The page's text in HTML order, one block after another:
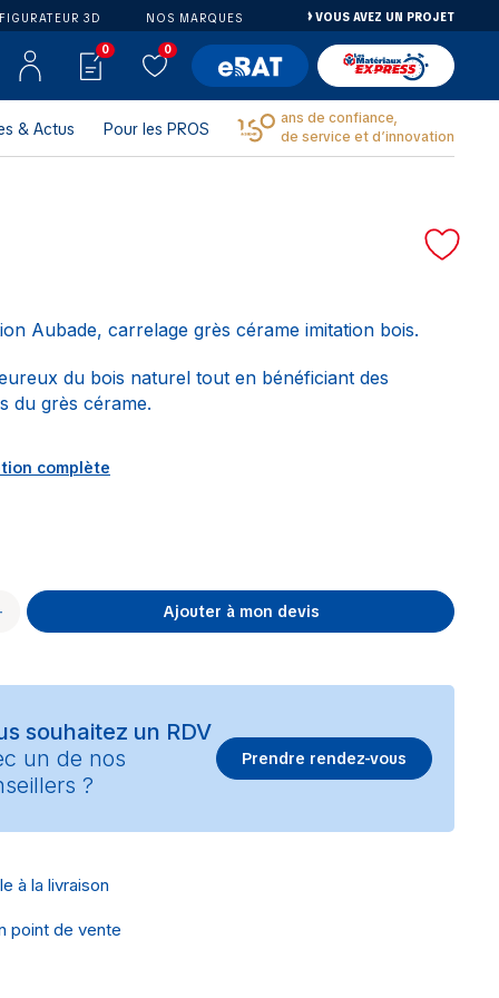
3D NOS MARQUES VOUS AVEZ UN PROJET
0 0
& Actus Pour les PROS
ans de confiance,
de service et d’innovation
Aubade, carrelage grès cérame imitation bois.
du bois naturel tout en bénéficiant des
du grès cérame.
complète
Ajouter à mon devis
souhaitez un RDV
un de nos
?
Prendre rendez-vous
à la livraison
point de vente